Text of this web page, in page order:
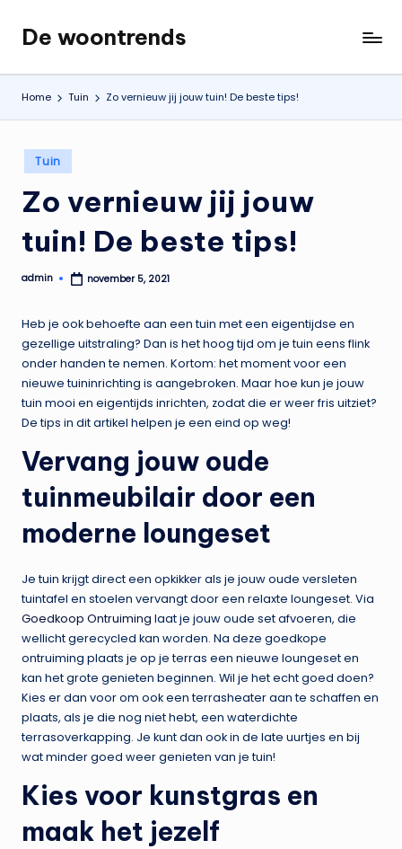
de
inhoud
De woontrends
Interieur
en
lifestyle
Home Tuin Zo vernieuw jij jouw tuin! De beste tips!
Geplaatst
in
Tuin
Zo vernieuw jij jouw
tuin! De beste tips!
Geplaatst
admin november 5, 2021
Heb je ook behoefte aan een tuin met een eigentijdse en
gezellige uitstraling? Dan is het hoog tijd om je tuin eens flink
onder handen te nemen. Kortom: het moment voor een
nieuwe tuininrichting is aangebroken. Maar hoe kun je jouw
tuin mooi en eigentijds inrichten, zodat die er weer fris uitziet?
De tips in dit artikel helpen je een eind op weg!
Vervang jouw oude
tuinmeubilair door een
moderne loungeset
Je tuin krijgt direct een opkikker als je jouw oude versleten
tuintafel en stoelen vervangt door een relaxte loungeset. Via
Goedkoop Ontruiming laat je jouw oude set afvoeren, die
wellicht gerecycled kan worden. Na deze goedkope
ontruiming plaats je op je terras een nieuwe loungeset en
kan het grote genieten beginnen. Wil je het echt goed doen?
Kies er dan voor om ook een terrasheater aan te schaffen en
plaats, als je die nog niet hebt, een waterdichte
terrasoverkapping. Je kunt dan ook in de late uurtjes en bij
wat minder goed weer genieten van je tuin!
Kies voor kunstgras en
maak het jezelf